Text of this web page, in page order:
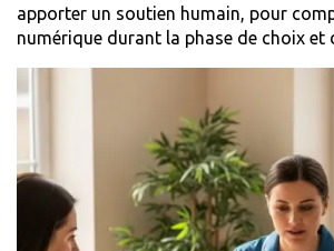
apporter un soutien humain, pour
numérique durant la phase de choix et